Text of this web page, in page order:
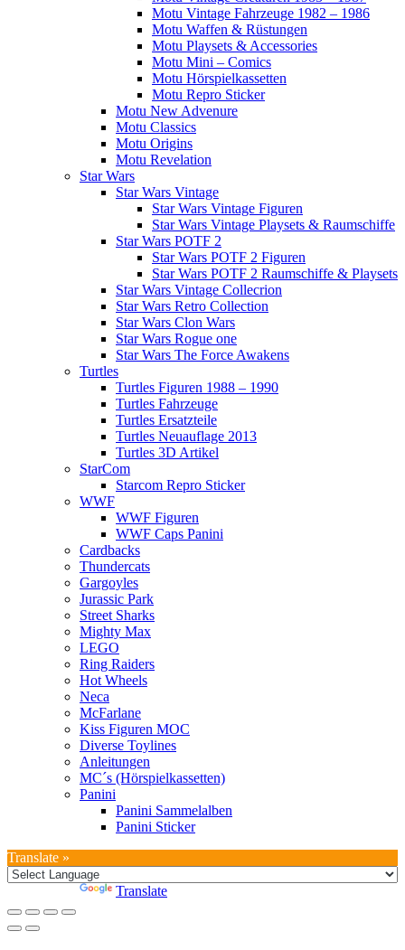
Motu Vintage Fahrzeuge 1982 – 1986
Motu Waffen & Rüstungen
Motu Playsets & Accessories
Motu Mini – Comics
Motu Hörspielkassetten
Motu Repro Sticker
Motu New Advenure
Motu Classics
Motu Origins
Motu Revelation
Star Wars
Star Wars Vintage
Star Wars Vintage Figuren
Star Wars Vintage Playsets & Raumschiffe
Star Wars POTF 2
Star Wars POTF 2 Figuren
Star Wars POTF 2 Raumschiffe & Playsets
Star Wars Vintage Collecrion
Star Wars Retro Collection
Star Wars Clon Wars
Star Wars Rogue one
Star Wars The Force Awakens
Turtles
Turtles Figuren 1988 – 1990
Turtles Fahrzeuge
Turtles Ersatzteile
Turtles Neuauflage 2013
Turtles 3D Artikel
StarCom
Starcom Repro Sticker
WWF
WWF Figuren
WWF Caps Panini
Cardbacks
Thundercats
Gargoyles
Jurassic Park
Street Sharks
Mighty Max
LEGO
Ring Raiders
Hot Wheels
Neca
McFarlane
Kiss Figuren MOC
Diverse Toylines
Anleitungen
MC´s (Hörspielkassetten)
Panini
Panini Sammelalben
Panini Sticker
Translate »
Translate